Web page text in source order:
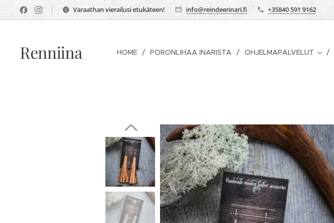
Varaathan vierailusi etukäteen! info@reindeerinari.fi +35840 591 9162
Renniina HOME PORONLIHAA INARISTA OHJELMAPALVELUT